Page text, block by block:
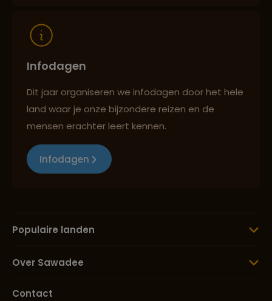
Infodagen
Dit jaar organiseren we infodagen door het hele
land waar je onze bijzondere reizen en de
mensen erachter leert kennen.
Infodagen
Populaire landen
Over Sawadee
Contact